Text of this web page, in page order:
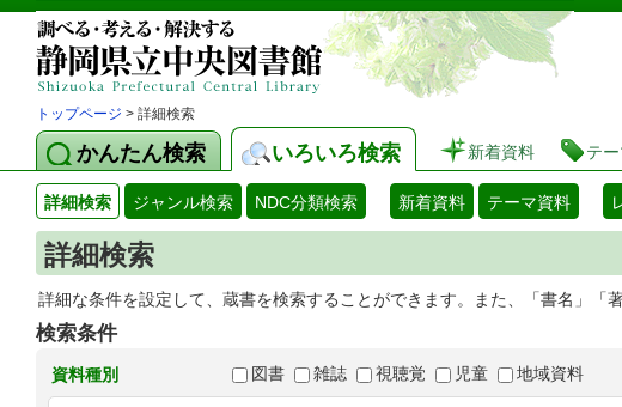
静岡
トップページ > 詳細検索
かんたん検索 いろいろ検索 新着資料 テ
詳細検索 ジャンル検索 NDC分類検索 新着資料 テーマ資料
詳細検索
詳細な条件を設定して、蔵書を検索することができます。また、「書名」「
検索条件
資料種別 図書 雑誌 視聴覚 児童 地域資料